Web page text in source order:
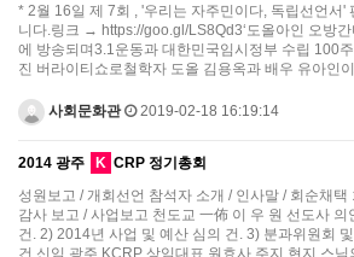
* 2월 16일 제 7회 , '우리는 자주민이다, 독립선언서'
니다.링크 → https://goo.gl/LS8Qd3‘도올아인 오방간
에 방송되며3.1운동과 대한민국임시정부 수립 100
진 버라이티쇼로철학자 도올 김용옥과 배우 유아인
사회문화관 2019-02-18 16:19:14
2014 광주 K CRP 정기총회
성원보고 / 개회선언 참석자 소개 / 인사말 / 회순채
감사 보고 / 사업보고 천도교 一佈 이 우 원 선도사
건. 2) 2014년 사업 및 예산 심의 건. 3) 분과위원회
건 신임 광주 KCRP 상임대표 원효사 주지 현지 스